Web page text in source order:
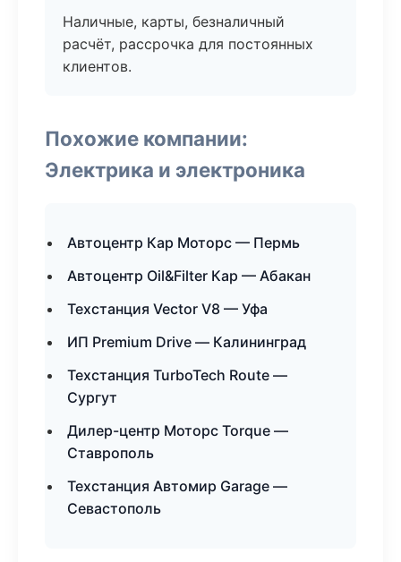
Наличные, карты, безналичный
расчёт, рассрочка для постоянных
клиентов.
Похожие компании:
Электрика и электроника
Автоцентр Кар Моторс — Пермь
Автоцентр Oil&Filter Кар — Абакан
Техстанция Vector V8 — Уфа
ИП Premium Drive — Калининград
Техстанция TurboTech Route —
Сургут
Дилер-центр Моторс Torque —
Ставрополь
Техстанция Автомир Garage —
Севастополь